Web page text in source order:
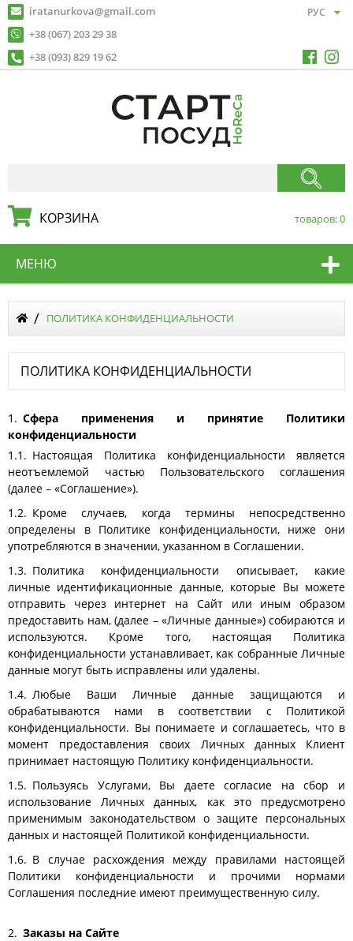
iratanurkova@gmail.com
+38 (067) 203 29 38
+38 (093) 829 19 62
КОРЗИНА товаров:0
МЕНЮ
ПОЛИТИКА КОНФИДЕНЦИАЛЬНОСТИ
ПОЛИТИКА КОНФИДЕНЦИАЛЬНОСТИ
Сфера применения и принятие Политики
конфиденциальности
Настоящая Политика конфиденциальности является
неотъемлемой частью Пользовательского соглашения
(далее – «Соглашение»).
Кроме случаев, когда термины непосредственно
определены в Политике конфиденциальности, ниже они
употребляются в значении, указанном в Соглашении.
Политика конфиденциальности описывает, какие
личные идентификационные данные, которые Вы можете
отправить через интернет на Сайт или иным образом
предоставить нам, (далее – «Личные данные») собираются и
используются. Кроме того, настоящая Политика
конфиденциальности устанавливает, как собранные Личные
данные могут быть исправлены или удалены.
Любые Ваши Личные данные защищаются и
обрабатываются нами в соответствии с Политикой
конфиденциальности. Вы понимаете и соглашаетесь, что в
момент предоставления своих Личных данных Клиент
принимает настоящую Политику конфиденциальности.
Пользуясь Услугами, Вы даете согласие на сбор и
использование Личных данных, как это предусмотрено
применимым законодательством о защите персональных
данных и настоящей Политикой конфиденциальности.
В случае расхождения между правилами настоящей
Политики конфиденциальности и прочими нормами
Соглашения последние имеют преимущественную силу.
Заказы на Сайте